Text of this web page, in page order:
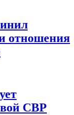
отношения
СВР